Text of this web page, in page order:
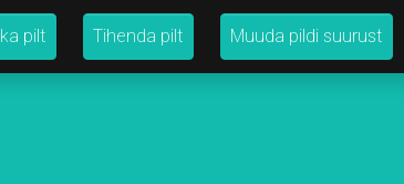
pilt Tihenda pilt Muuda pildi suurust